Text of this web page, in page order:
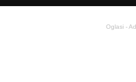
Oglasi -